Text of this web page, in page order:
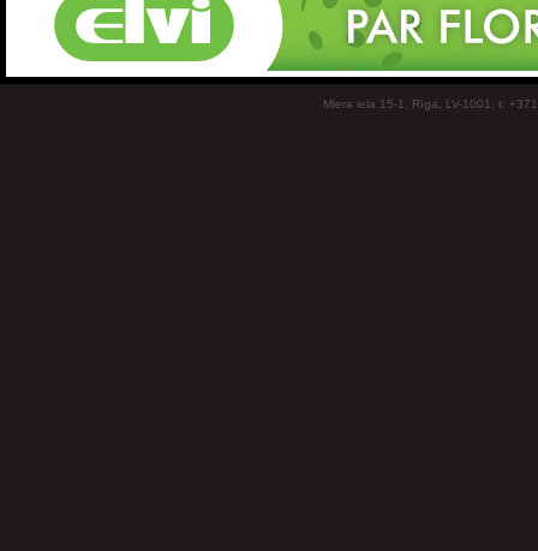
Miera iela 15-1, Rīga, LV-1001, t: